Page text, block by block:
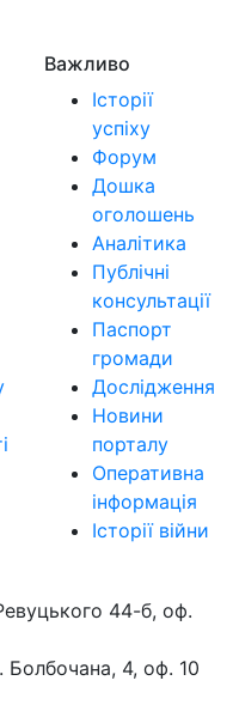
Важливо
Історії
успіху
Форум
Дошка
оголошень
Аналітика
Публічні
консультації
Паспорт
громади
Дослідження
Новини
порталу
Оперативна
інформація
Історії війни
44-б, оф.
Болбочана, 4, оф. 10